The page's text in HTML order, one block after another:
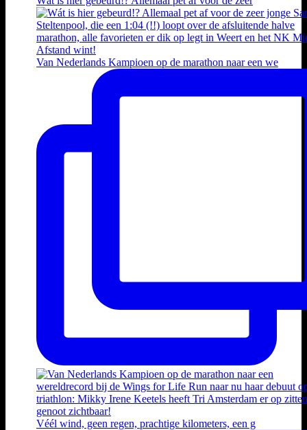
Van Nederlands Kampioen op de marathon naar een we
Véél wind, geen regen, prachtige kilometers, een g